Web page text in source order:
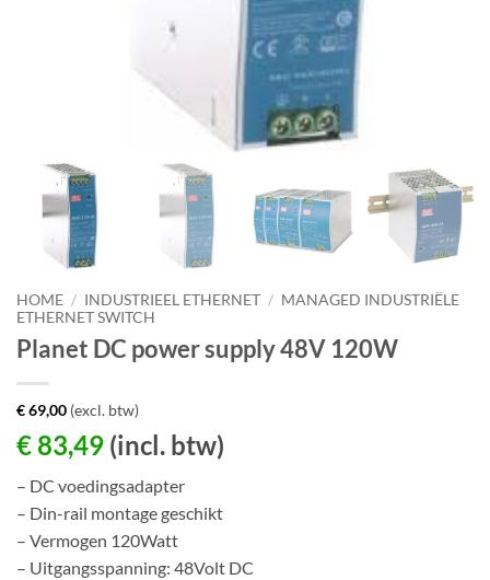
HOME / INDUSTRIEEL ETHERNET / MANAGED INDUSTRIËLE
ETHERNET SWITCH
Planet DC power supply 48V 120W
€69,00 (excl. btw)
€ 83,49 (incl. btw)
– DC voedingsadapter
– Din-rail montage geschikt
– Vermogen 120Watt
– Uitgangsspanning: 48Volt DC